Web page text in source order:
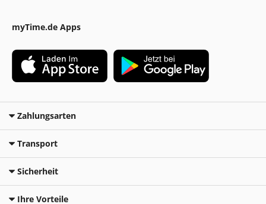
myTime.de Apps
Zahlungsarten
Transport
Sicherheit
Ihre Vorteile